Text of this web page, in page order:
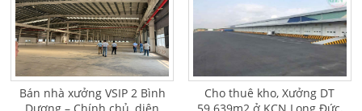
Bán nhà xưởng VSIP 2 Bình
Cho thuê kho, Xưởng DT